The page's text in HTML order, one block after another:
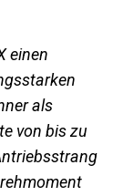
einen
als
von bis zu